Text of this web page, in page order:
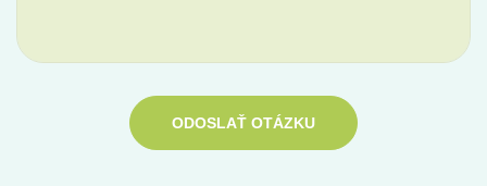
ODOSLAŤ OTÁZKU